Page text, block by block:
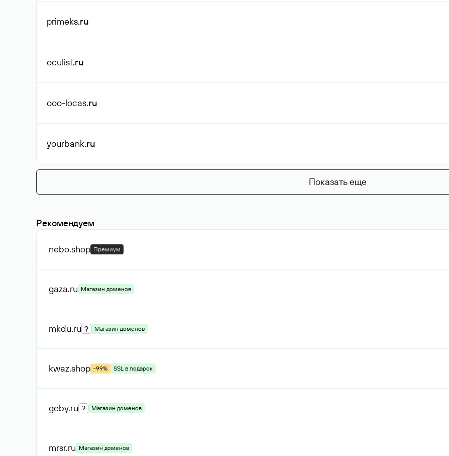
primeks.ru
oculist.ru
ooo-locas.ru
yourbank.ru
Показать еще
Рекомендуем
nebo.shop Премиум
gaza.ru Магазин доменов
mkdu.ru ? Магазин доменов
kwaz.shop -99% SSL в подарок
geby.ru ? Магазин доменов
mrsr.ru Магазин доменов